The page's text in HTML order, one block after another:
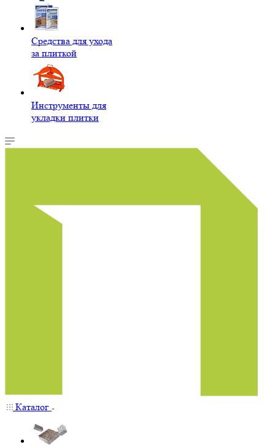
Средства для ухода
за плиткой
Инструменты для
укладки плитки
Каталог